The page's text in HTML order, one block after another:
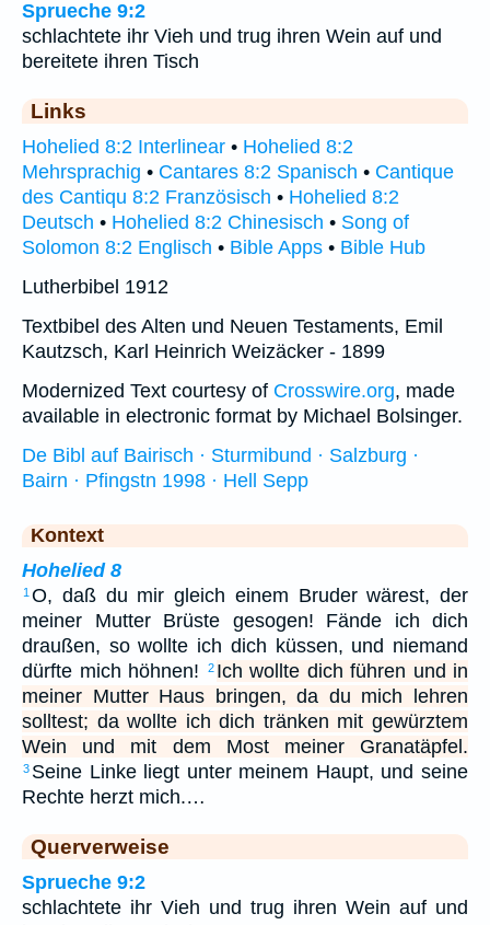
Sprueche 9:2
schlachtete ihr Vieh und trug ihren Wein auf und
bereitete ihren Tisch
Links
Hohelied 8:2 Interlinear • Hohelied 8:2
Mehrsprachig • Cantares 8:2 Spanisch • Cantique
des Cantiqu 8:2 Französisch • Hohelied 8:2
Deutsch • Hohelied 8:2 Chinesisch • Song of
Solomon 8:2 Englisch • Bible Apps • Bible Hub
Lutherbibel 1912
Textbibel des Alten und Neuen Testaments, Emil
Kautzsch, Karl Heinrich Weizäcker - 1899
Modernized Text courtesy of Crosswire.org, made
available in electronic format by Michael Bolsinger.
De Bibl auf Bairisch · Sturmibund · Salzburg ·
Bairn · Pfingstn 1998 · Hell Sepp
Kontext
Hohelied 8
1 O, daß du mir gleich einem Bruder wärest, der
meiner Mutter Brüste gesogen! Fände ich dich
draußen, so wollte ich dich küssen, und niemand
dürfte mich höhnen!
2 Ich wollte dich führen und in
meiner Mutter Haus bringen, da du mich lehren
solltest; da wollte ich dich tränken mit gewürztem
Wein und mit dem Most meiner Granatäpfel.
3 Seine Linke liegt unter meinem Haupt, und seine
Rechte herzt mich.…
Querverweise
Sprueche 9:2
schlachtete ihr Vieh und trug ihren Wein auf und